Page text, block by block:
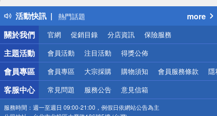
活動快訊
得獎公告
熱門話題
銀行優惠
偏遠地區配送
詐騙網頁！請小心！
more
關於我們
官網 促銷目錄 分店資訊 保險服務
主題活動 會員活動 注目活動 得獎公佈
會員專區 會員專區 大宗採購 購物須知 會員服務條款 隱
客服中心 常見問題 服務公告 意見信箱
服務時間： 週一至週日 09:00-21:00，例假日依網站公告為主